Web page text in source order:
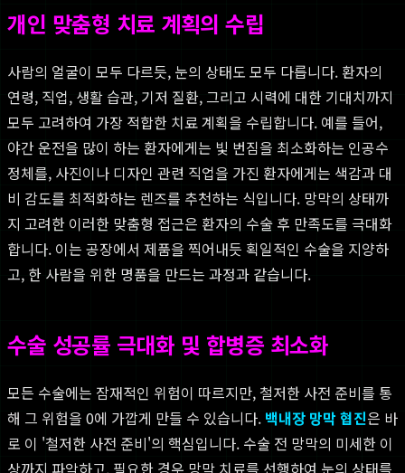
개인 맞춤형 치료 계획의 수립
사람의 얼굴이 모두 다르듯, 눈의 상태도 모두 다릅니다. 환자의
연령, 직업, 생활 습관, 기저 질환, 그리고 시력에 대한 기대치까지
모두 고려하여 가장 적합한 치료 계획을 수립합니다. 예를 들어,
야간 운전을 많이 하는 환자에게는 빛 번짐을 최소화하는 인공수
정체를, 사진이나 디자인 관련 직업을 가진 환자에게는 색감과 대
비 감도를 최적화하는 렌즈를 추천하는 식입니다. 망막의 상태까
지 고려한 이러한 맞춤형 접근은 환자의 수술 후 만족도를 극대화
합니다. 이는 공장에서 제품을 찍어내듯 획일적인 수술을 지양하
고, 한 사람을 위한 명품을 만드는 과정과 같습니다.
수술 성공률 극대화 및 합병증 최소화
모든 수술에는 잠재적인 위험이 따르지만, 철저한 사전 준비를 통
해 그 위험을 0에 가깝게 만들 수 있습니다. 백내장 망막 협진은 바
로 이 '철저한 사전 준비'의 핵심입니다. 수술 전 망막의 미세한 이
상까지 파악하고, 필요한 경우 망막 치료를 선행하여 눈의 상태를